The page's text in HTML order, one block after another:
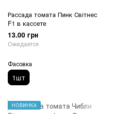
Рассада томата Пинк Світнес
F1 в кассете
13.00 грн
Ожидается
Фасовка
1шт
НОВИНКА